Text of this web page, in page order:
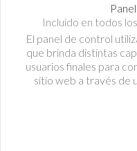
Incluido en todos
El panel de control
que brinda distintas
usuarios finales para
sitio web a través de